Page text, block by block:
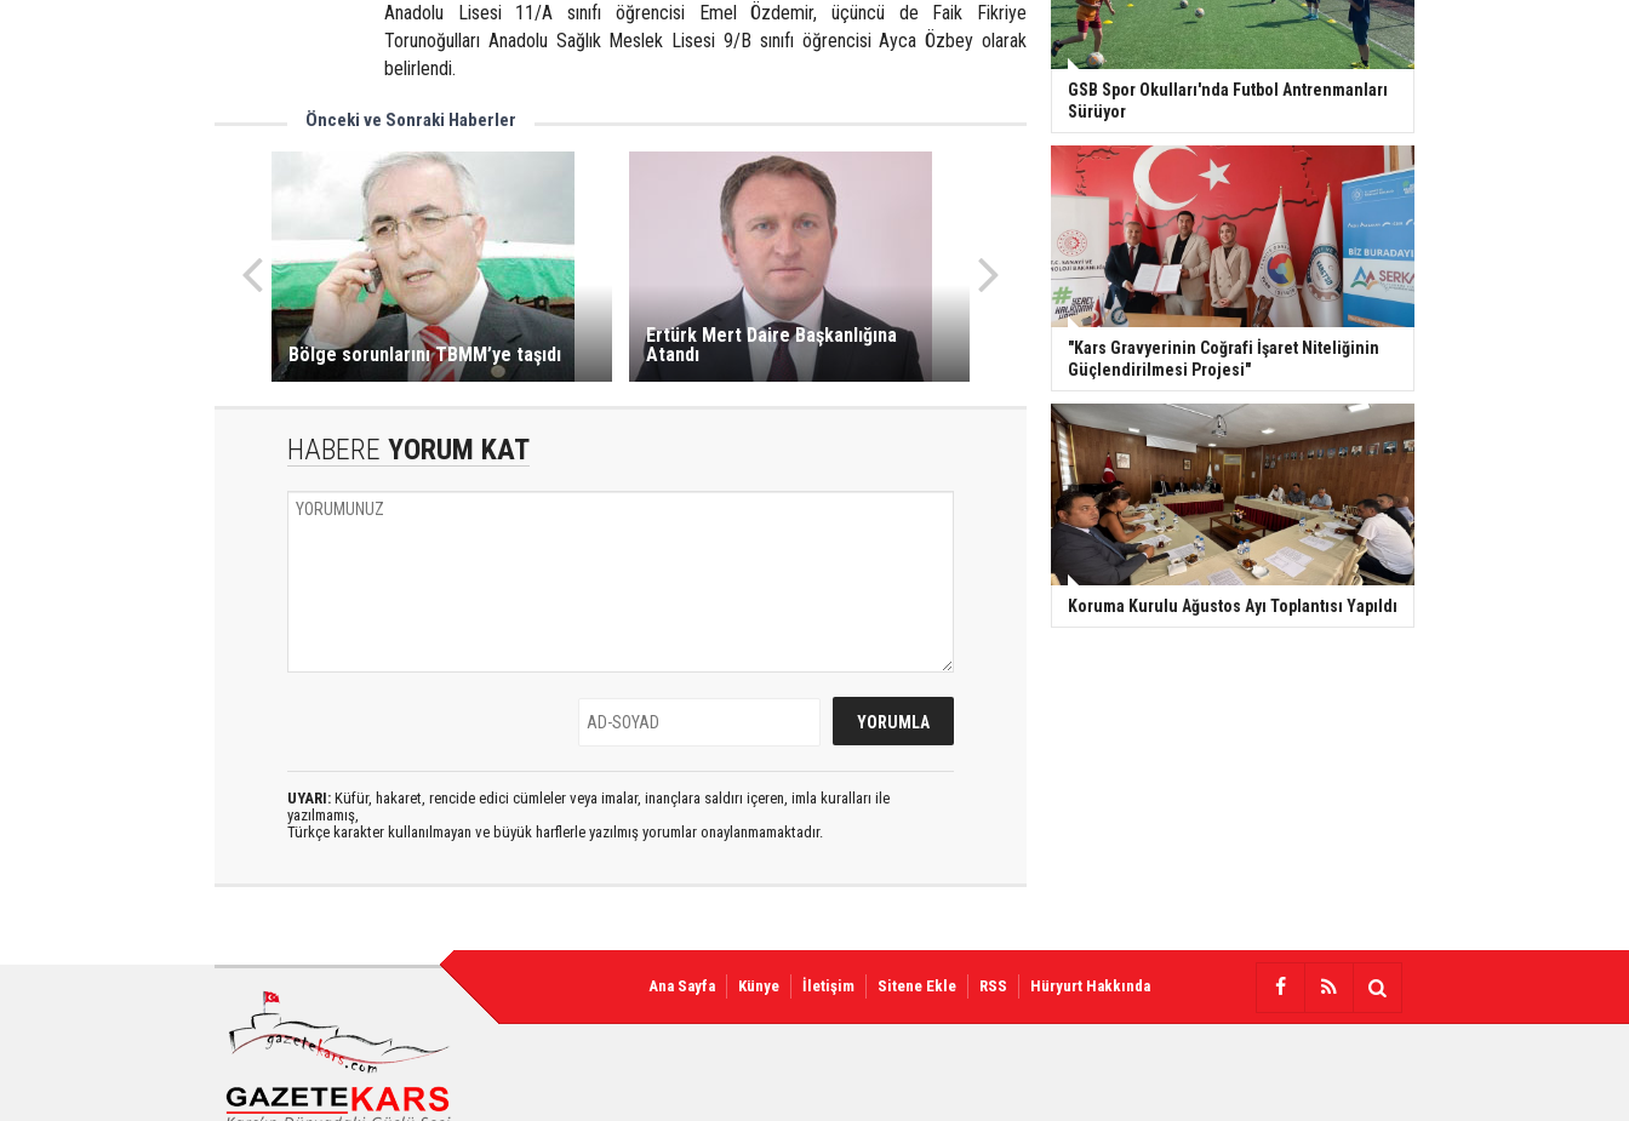
Anadolu Lisesi 11/A sınıfı öğrencisi Emel Özdemir, üçüncü de Faik Fikriye
Torunoğulları Anadolu Sağlık Meslek Lisesi 9/B sınıfı öğrencisi Ayca Özbey olarak
belirlendi.
Önceki ve Sonraki Haberler
Bölge sorunlarını TBMM’ye taşıdı
Ertürk Mert Daire Başkanlığına
Atandı
HABERE YORUM KAT
UYARI: Küfür, hakaret, rencide edici cümleler veya imalar, inançlara saldırı içeren, imla kuralları ile
yazılmamış,
Türkçe karakter kullanılmayan ve büyük harflerle yazılmış yorumlar onaylanmamaktadır.
GSB Spor Okulları'nda Futbol Antrenmanları
Sürüyor
"Kars Gravyerinin Coğrafi İşaret Niteliğinin
Güçlendirilmesi Projesi"
Koruma Kurulu Ağustos Ayı Toplantısı Yapıldı
Ana Sayfa Künye İletişim Sitene Ekle RSS Hüryurt Hakkında